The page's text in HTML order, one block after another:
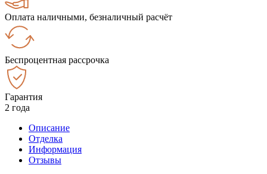
Оплата наличными, безналичный расчёт
Беспроцентная рассрочка
Гарантия
2 года
Описание
Отделка
Информация
Отзывы